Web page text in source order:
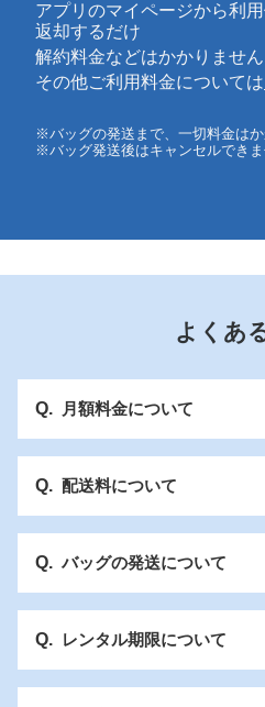
アプリのマイページから利
返却するだけ
解約料金などはかかりません
その他ご利用料金については
※バッグの発送まで、一切料金はか
※バッグ発送後はキャンセルできま
よくあ
月額料金について
配送料について
バッグの発送について
レンタル期限について